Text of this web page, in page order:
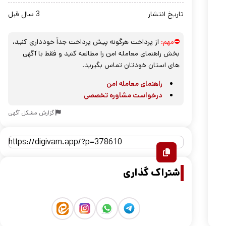
تاریخ انتشار 3 سال قبل
⛔مهم: از پرداخت هرگونه پیش پرداخت جداً خودداری کنید،
بخش راهنمای معامله امن را مطالعه کنید و فقط با آگهی
های استان خودتان تماس بگیرید.
راهنمای معامله امن
درخواست مشاوره تخصصی
گزارش مشکل آگهی
اشتراک گذاری